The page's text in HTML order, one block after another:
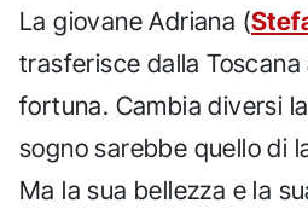
La giovane Adriana (
trasferisce dalla Toscana
fortuna. Cambia diversi
sogno sarebbe quello di
Ma la sua bellezza e la